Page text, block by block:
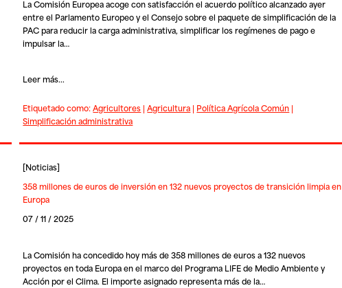
La Comisión Europea acoge con satisfacción el acuerdo político alcanzado ayer
entre el Parlamento Europeo y el Consejo sobre el paquete de simplificación de la
PAC para reducir la carga administrativa, simplificar los regímenes de pago e
impulsar la…
Leer más...
Etiquetado como:Agricultores |Agricultura | Política Agrícola Común |
Simplificación administrativa
[Noticias]
358 millones de euros de inversión en 132 nuevos proyectos de transición limpia en
Europa
07 / 11 / 2025
La Comisión ha concedido hoy más de 358 millones de euros a 132 nuevos
proyectos en toda Europa en el marco del Programa LIFE de Medio Ambiente y
Acción por el Clima. El importe asignado representa más de la…